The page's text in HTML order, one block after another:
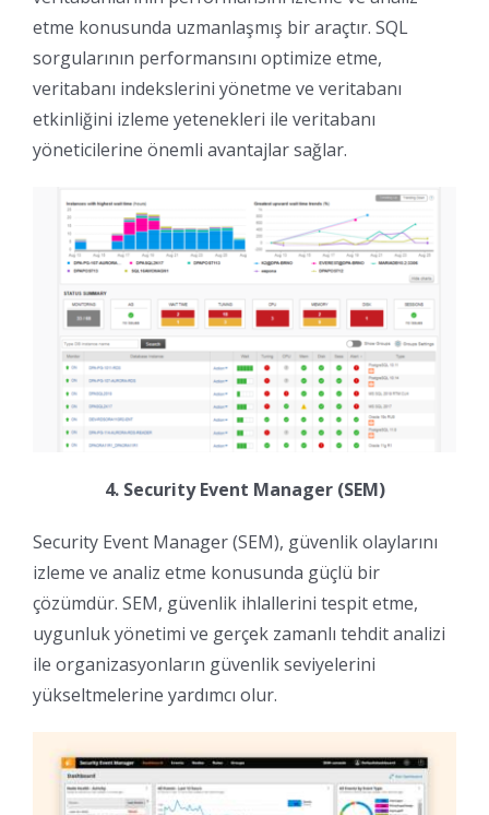
etme konusunda uzmanlaşmış bir araçtır. SQL
sorgularının performansını optimize etme,
veritabanı indekslerini yönetme ve veritabanı
etkinliğini izleme yetenekleri ile veritabanı
yöneticilerine önemli avantajlar sağlar.
4. Security Event Manager (SEM)
Security Event Manager (SEM), güvenlik olaylarını
izleme ve analiz etme konusunda güçlü bir
çözümdür. SEM, güvenlik ihlallerini tespit etme,
uygunluk yönetimi ve gerçek zamanlı tehdit analizi
ile organizasyonların güvenlik seviyelerini
yükseltmelerine yardımcı olur.